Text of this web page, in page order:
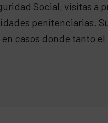
Social, visitas a
penitenciarias.
casos donde tanto